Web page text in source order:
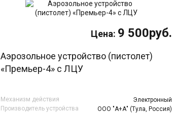
9 500руб.
Аэрозольное устройство (пистолет)
«Премьер-4» с ЛЦУ
Механизм действия
Электронный
Производитель устройства
ООО "А+А" (Тула, Россия)